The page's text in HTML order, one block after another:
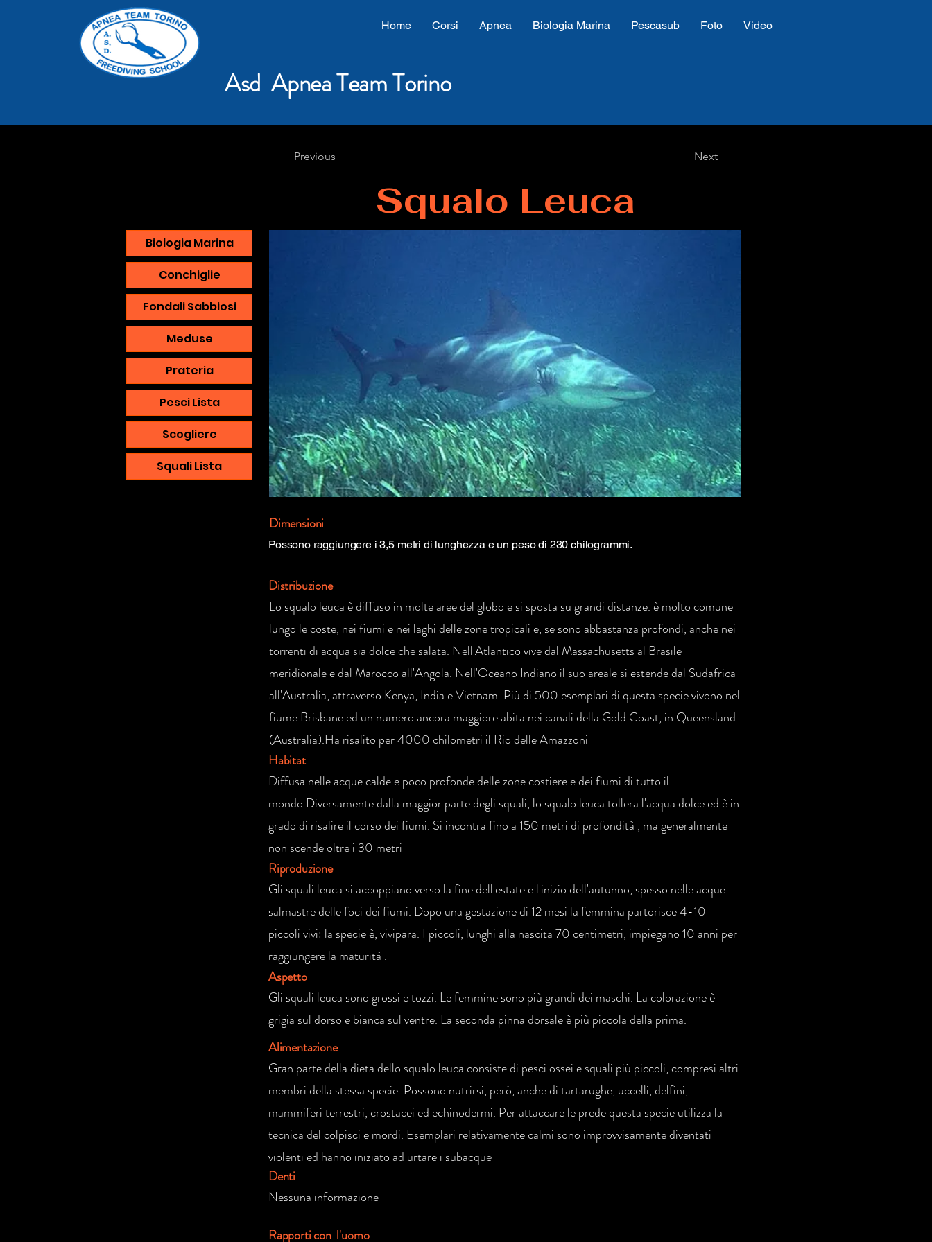
Home Corsi Apnea Biologia Marina Pescasub Foto Video
Asd Apnea Team Torino
Previous Next
Squalo Leuca
Biologia Marina
Conchiglie
Fondali Sabbiosi
Meduse
Prateria
Pesci Lista
Scogliere
Squali Lista
Dimensioni
Possono raggiungere i 3,5 metri di lunghezza e un peso di 230 chilogrammi.
Distribuzione
Lo squalo leuca è diffuso in molte aree del globo e si sposta su grandi distanze. è molto comune
lungo le coste, nei fiumi e nei laghi delle zone tropicali e, se sono abbastanza profondi, anche nei
torrenti di acqua sia dolce che salata. Nell'Atlantico vive dal Massachusetts al Brasile
meridionale e dal Marocco all'Angola. Nell'Oceano Indiano il suo areale si estende dal Sudafrica
all'Australia, attraverso Kenya, India e Vietnam. Più di 500 esemplari di questa specie vivono nel
fiume Brisbane ed un numero ancora maggiore abita nei canali della Gold Coast, in Queensland
(Australia).Ha risalito per 4000 chilometri il Rio delle Amazzoni
Habitat
Diffusa nelle acque calde e poco profonde delle zone costiere e dei fiumi di tutto il
mondo.Diversamente dalla maggior parte degli squali, lo squalo leuca tollera l'acqua dolce ed è in
grado di risalire il corso dei fiumi. Si incontra fino a 150 metri di profondità , ma generalmente
non scende oltre i 30 metri
Riproduzione
Gli squali leuca si accoppiano verso la fine dell'estate e l'inizio dell'autunno, spesso nelle acque
salmastre delle foci dei fiumi. Dopo una gestazione di 12 mesi la femmina partorisce 4-10
piccoli vivi: la specie è, vivipara. I piccoli, lunghi alla nascita 70 centimetri, impiegano 10 anni per
raggiungere la maturità .
Aspetto
Gli squali leuca sono grossi e tozzi. Le femmine sono più grandi dei maschi. La colorazione è
grigia sul dorso e bianca sul ventre. La seconda pinna dorsale è più piccola della prima.
Alimentazione
Denti
Gran parte della dieta dello squalo leuca consiste di pesci ossei e squali più piccoli, compresi altri
membri della stessa specie. Possono nutrirsi, però, anche di tartarughe, uccelli, delfini,
mammiferi terrestri, crostacei ed echinodermi. Per attaccare le prede questa specie utilizza la
tecnica del colpisci e mordi. Esemplari relativamente calmi sono improvvisamente diventati
violenti ed hanno iniziato ad urtare i subacque
Nessuna informazione
Rapporti con l'uomo